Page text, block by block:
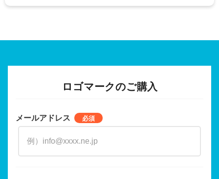
ロゴマークのご購入
メールアドレス